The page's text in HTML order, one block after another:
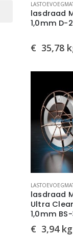
lasdraad
1,0mm D-
€ 35,78
lasdraad
Ultra
1,0mm
€ 3,94 kg